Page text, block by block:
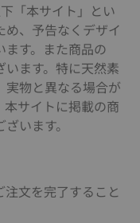
「本サイト」とい
め、予告なくデザイ
す。また商品の
ます。特に天然素
物と異なる場合が
サイトに掲載の商
います。
文を完了すること